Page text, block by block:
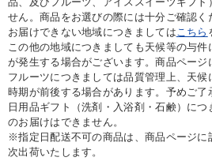
せん。商品をお選びの際には十分ご確認く
お届けできない地域につきましては こちら
この他の地域につきましても天候等の与
が発生する場合がございます。商品ページ
フルーツにつきましては品質管理上、天
時期が前後する場合があります。予めご了
日用品ギフト（洗剤・入浴剤・石鹸）に
のお届けはできません。
※指定日配送不可の商品は、商品ページに
次出荷いたします。